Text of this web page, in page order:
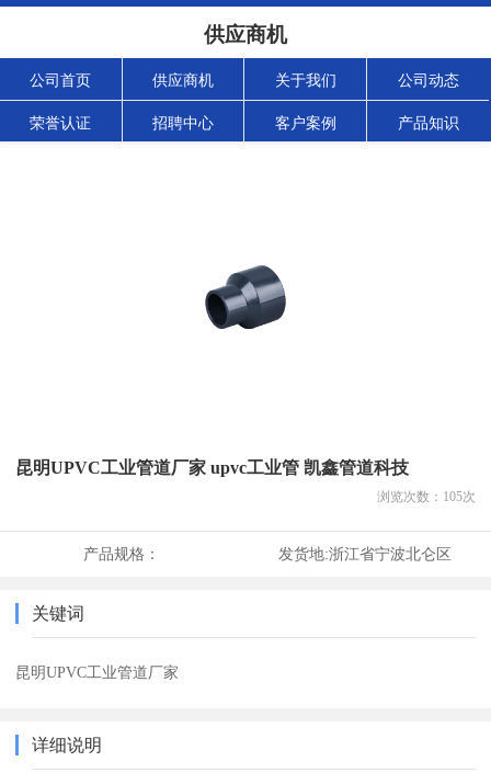
供应商机
公司首页 供应商机 关于我们 公司动态
荣誉认证 招聘中心 客户案例 产品知识
昆明UPVC工业管道厂家 upvc工业管 凯鑫管道科技
浏览次数： 105次
产品规格： 发货地:浙江省宁波北仑区
关键词
昆明UPVC工业管道厂家
详细说明